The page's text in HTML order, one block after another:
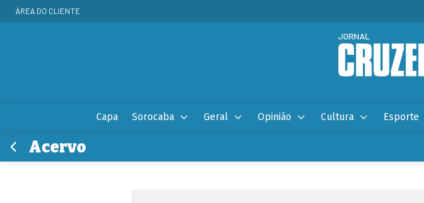
ÁREA DO CLIENTE
Capa Sorocaba Geral Opinião Cultura Esporte
Acervo